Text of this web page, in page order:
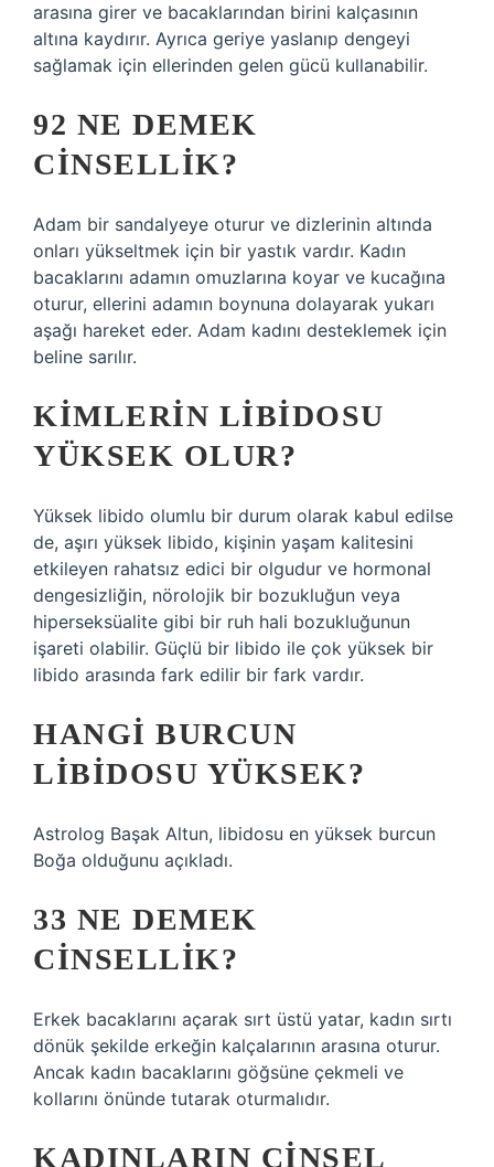
arasına girer ve bacaklarından birini kalçasının
altına kaydırır. Ayrıca geriye yaslanıp dengeyi
sağlamak için ellerinden gelen gücü kullanabilir.
92 NE DEMEK
CINSELLIK?
Adam bir sandalyeye oturur ve dizlerinin altında
onları yükseltmek için bir yastık vardır. Kadın
bacaklarını adamın omuzlarına koyar ve kucağına
oturur, ellerini adamın boynuna dolayarak yukarı
aşağı hareket eder. Adam kadını desteklemek için
beline sarılır.
KIMLERIN LIBIDOSU
YÜKSEK OLUR?
Yüksek libido olumlu bir durum olarak kabul edilse
de, aşırı yüksek libido, kişinin yaşam kalitesini
etkileyen rahatsız edici bir olgudur ve hormonal
dengesizliğin, nörolojik bir bozukluğun veya
hiperseksüalite gibi bir ruh hali bozukluğunun
işareti olabilir. Güçlü bir libido ile çok yüksek bir
libido arasında fark edilir bir fark vardır.
HANGI BURCUN
LIBIDOSU YÜKSEK?
Astrolog Başak Altun, libidosu en yüksek burcun
Boğa olduğunu açıkladı.
33 NE DEMEK
CINSELLIK?
Erkek bacaklarını açarak sırt üstü yatar, kadın sırtı
dönük şekilde erkeğin kalçalarının arasına oturur.
Ancak kadın bacaklarını göğsüne çekmeli ve
kollarını önünde tutarak oturmalıdır.
KADINLARIN CINSEL